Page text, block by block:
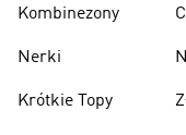
Kombinezony
Nerki
Krótkie Topy